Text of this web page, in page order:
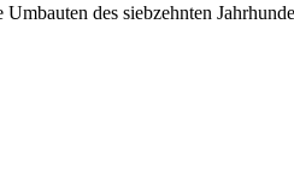
des siebzehnten